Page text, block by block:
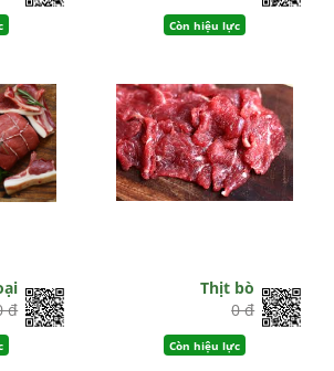
Còn hiệu lực
đ
Thịt bò
0 đ
Còn hiệu lực